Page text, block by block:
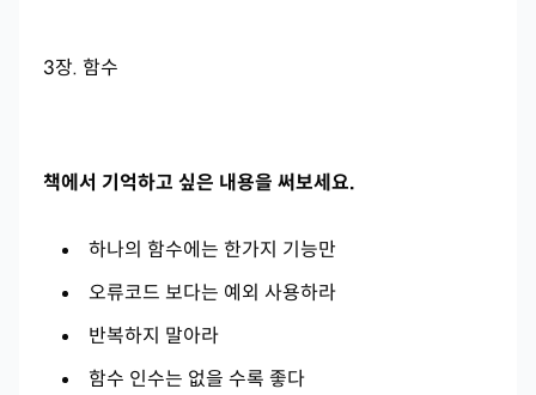
3장. 함수
책에서 기억하고 싶은 내용을 써보세요.
하나의 함수에는 한가지 기능만
오류코드 보다는 예외 사용하라
반복하지 말아라
함수 인수는 없을 수록 좋다